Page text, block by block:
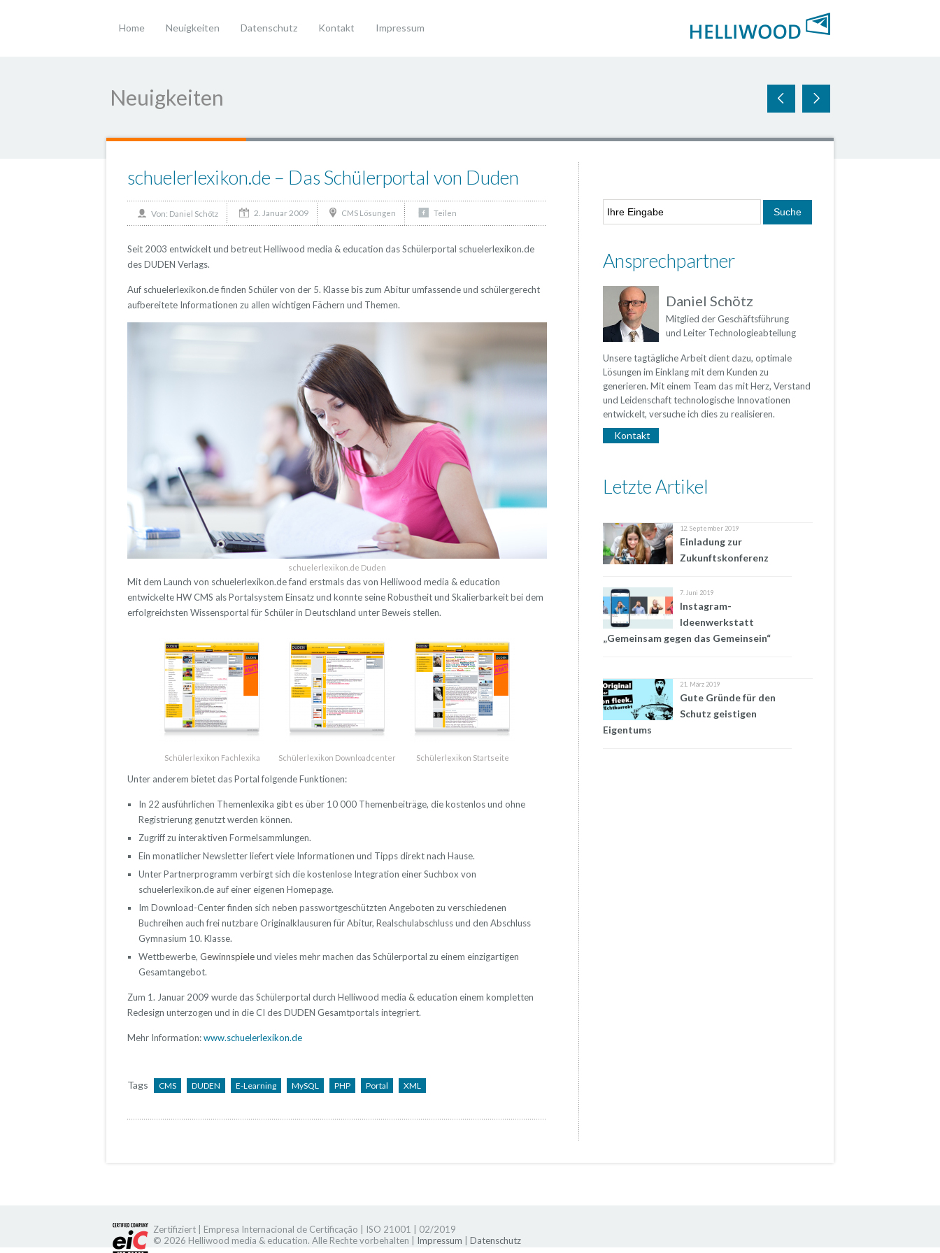
Home Neuigkeiten Datenschutz Kontakt Impressum
Neuigkeiten
schuelerlexikon.de – Das Schülerportal von Duden
Von: Daniel Schötz 2. Januar 2009 CMS Lösungen Teilen
Seit 2003 entwickelt und betreut Helliwood media & education das Schülerportal schuelerlexikon.de
des DUDEN Verlags.
Auf schuelerlexikon.de finden Schüler von der 5. Klasse bis zum Abitur umfassende und schülergerecht
aufbereitete Informationen zu allen wichtigen Fächern und Themen.
schuelerlexikon.de Duden
Mit dem Launch von schuelerlexikon.de fand erstmals das von Helliwood media & education
entwickelte HW CMS als Portalsystem Einsatz und konnte seine Robustheit und Skalierbarkeit bei dem
erfolgreichsten Wissensportal für Schüler in Deutschland unter Beweis stellen.
Schülerlexikon Fachlexika Schülerlexikon Downloadcenter Schülerlexikon Startseite
Unter anderem bietet das Portal folgende Funktionen:
In 22 ausführlichen Themenlexika gibt es über 10 000 Themenbeiträge, die kostenlos und ohne
Registrierung genutzt werden können.
Zugriff zu interaktiven Formelsammlungen.
Ein monatlicher Newsletter liefert viele Informationen und Tipps direkt nach Hause.
Unter Partnerprogramm verbirgt sich die kostenlose Integration einer Suchbox von
schuelerlexikon.de auf einer eigenen Homepage.
Im Download-Center finden sich neben passwortgeschützten Angeboten zu verschiedenen
Buchreihen auch frei nutzbare Originalklausuren für Abitur, Realschulabschluss und den Abschluss
Gymnasium 10. Klasse.
Wettbewerbe, Gewinnspieleund vieles mehr machen das Schülerportal zu einem einzigartigen
Gesamtangebot.
Zum 1. Januar 2009 wurde das Schülerportal durch Helliwood media & education einem kompletten
Redesign unterzogen und in die CI des DUDEN Gesamtportals integriert.
Mehr Information:www.schuelerlexikon.de
Tags CMS DUDEN E-Learning MySQL PHP Portal XML
Ansprechpartner
Daniel Schötz
Mitglied der Geschäftsführung
und Leiter Technologieabteilung
Unsere tagtägliche Arbeit dient dazu, optimale
Lösungen im Einklang mit dem Kunden zu
generieren. Mit einem Team das mit Herz, Verstand
und Leidenschaft technologische Innovationen
entwickelt, versuche ich dies zu realisieren.
Kontakt
Letzte Artikel
12. September 2019
Einladung zur
Zukunftskonferenz
7. Juni 2019
Instagram-
Ideenwerkstatt
„Gemeinsam gegen das Gemeinsein“
21. März 2019
Gute Gründe für den
Schutz geistigen
Eigentums
Zertifiziert | Empresa Internacional de Certificação | ISO 21001 | 02/2019
© 2026 Helliwood media & education. Alle Rechte vorbehalten | Impressum Datenschutz